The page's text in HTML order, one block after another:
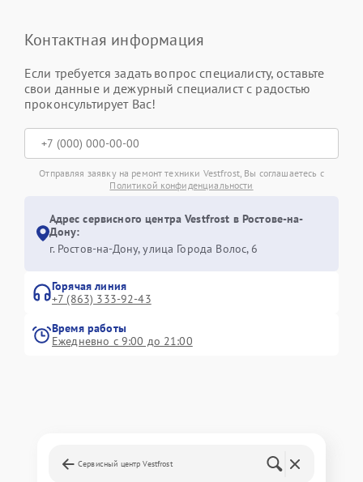
Контактная информация
Если требуется задать вопрос специалисту, оставьте
свои данные и дежурный специалист с радостью
проконсультирует Вас!
Отправляя заявку на ремонт техники Vestfrost, Вы соглашаетесь с
Политикой конфиденциальности
Адрес сервисного центра Vestfrost в Ростове-на-
Дону:
г. Ростов-на-Дону, улица Города Волос, 6
Горячая линия
+7 (863) 333-92-43
Время работы
Ежедневно с 9:00 до 21:00
Сервисный центр Vestfrost